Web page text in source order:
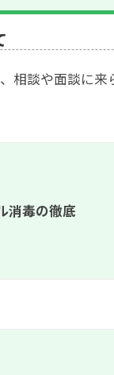
相談や面談に来
消毒の徹底